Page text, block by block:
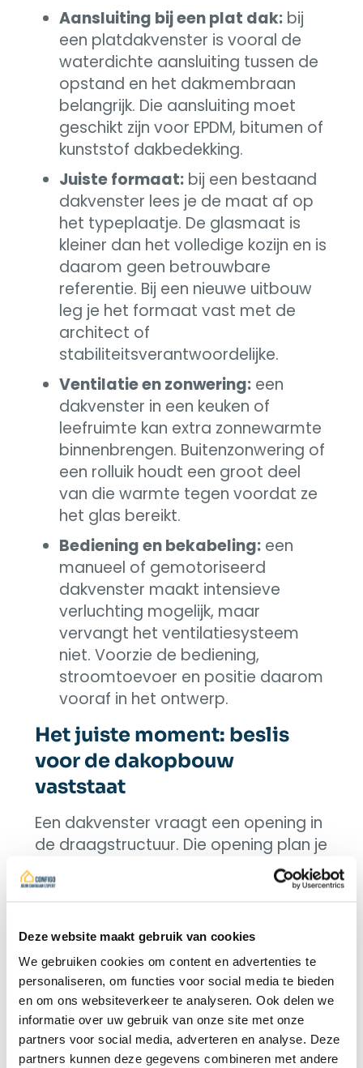
Deze website maakt gebruik van cookies
We gebruiken cookies om content en advertenties te
personaliseren, om functies voor social media te bieden
en om ons websiteverkeer te analyseren. Ook delen we
informatie over uw gebruik van onze site met onze
partners voor social media, adverteren en analyse. Deze
partners kunnen deze gegevens combineren met andere
Aansluiting bij een plat dak: bij
een platdakvenster is vooral de
waterdichte aansluiting tussen de
opstand en het dakmembraan
belangrijk. Die aansluiting moet
geschikt zijn voor EPDM, bitumen of
kunststof dakbedekking.
Juiste formaat: bij een bestaand
dakvenster lees je de maat af op
het typeplaatje. De glasmaat is
kleiner dan het volledige kozijn en is
daarom geen betrouwbare
referentie. Bij een nieuwe uitbouw
leg je het formaat vast met de
architect of
stabiliteitsverantwoordelijke.
Ventilatie en zonwering: een
dakvenster in een keuken of
leefruimte kan extra zonnewarmte
binnenbrengen. Buitenzonwering of
een rolluik houdt een groot deel
van die warmte tegen voordat ze
het glas bereikt.
Bediening en bekabeling: een
manueel of gemotoriseerd
dakvenster maakt intensieve
verluchting mogelijk, maar
vervangt het ventilatiesysteem
niet. Voorzie de bediening,
stroomtoevoer en positie daarom
vooraf in het ontwerp.
Het juiste moment: beslis
voor de dakopbouw
vaststaat
Een dakvenster vraagt een opening in
de draagstructuur. Die opening plan je
samen met de balklaag, de isolatie en
de dakbedekking. Doe je dat tijdens
de juiste plaats en hoogte. Doe je dat
pas achteraf, dan moet de
constructie worden opengezaagd en
verstevigd. Dat is duurder en leidt
vaak tot een minder nette afwerking.
De volledige planningsvolgorde, van